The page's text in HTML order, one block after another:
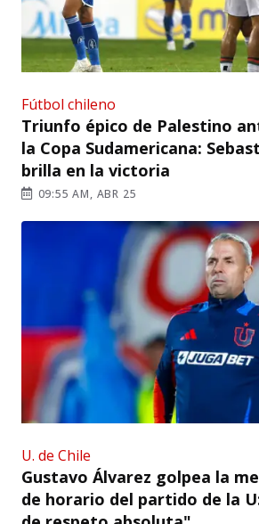
Fútbol chileno
Triunfo épico de Palestino
la Copa Sudamericana:
brilla en la victoria
09:55 AM, ABR 25
U. de Chile
Gustavo Álvarez golpea la
de horario del partido de la